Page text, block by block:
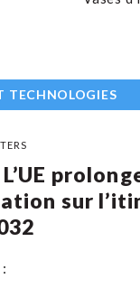
TECHNOLOGIES
sur